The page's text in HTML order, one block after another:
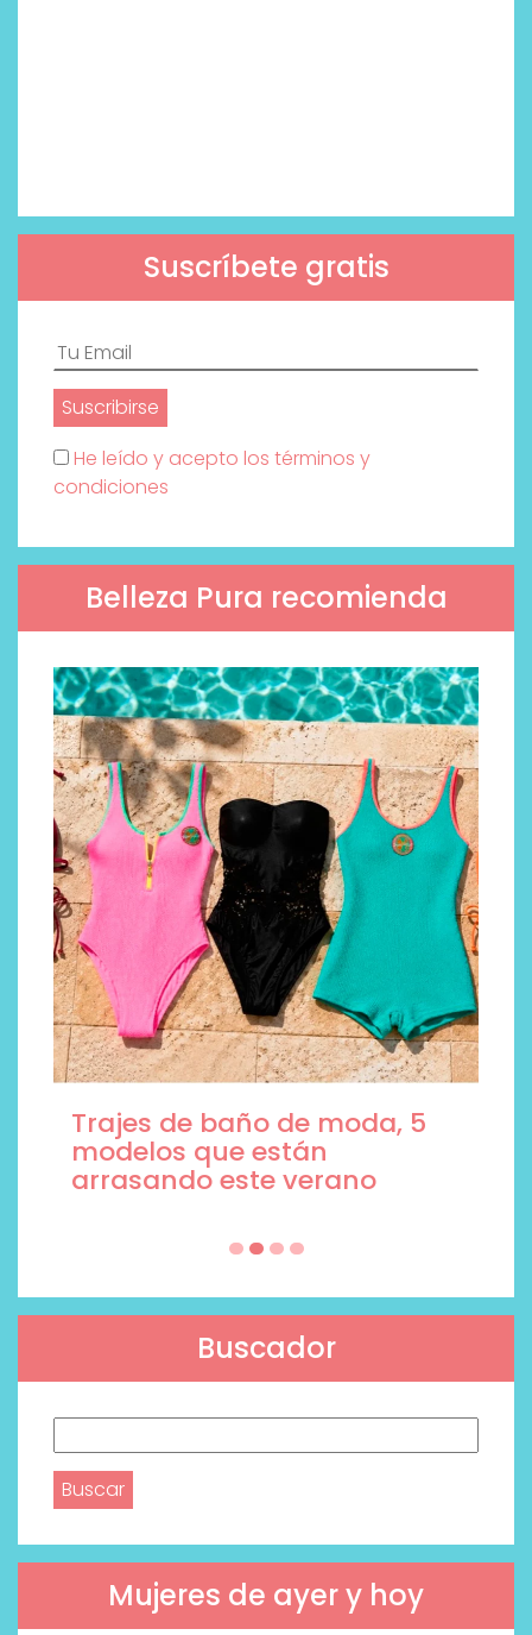
Suscríbete gratis
He leído y acepto los términos y
condiciones
Belleza Pura recomienda
Trajes de baño de moda, 5
modelos que están
arrasando este verano
Buscador
Mujeres de ayer y hoy